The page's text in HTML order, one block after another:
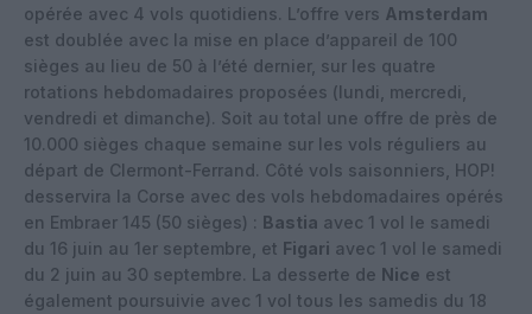
opérée avec 4 vols quotidiens. L’offre vers Amsterdam
est doublée avec la mise en place d’appareil de 100
sièges au lieu de 50 à l’été dernier, sur les quatre
rotations hebdomadaires proposées (lundi, mercredi,
vendredi et dimanche). Soit au total une offre de près de
10.000 sièges chaque semaine sur les vols réguliers au
départ de Clermont-Ferrand. Côté vols saisonniers, HOP!
desservira la Corse avec des vols hebdomadaires opérés
en Embraer 145 (50 sièges) : Bastia avec 1 vol le samedi
du 16 juin au 1er septembre, et Figari avec 1 vol le samedi
du 2 juin au 30 septembre. La desserte de Nice est
également poursuivie avec 1 vol tous les samedis du 18